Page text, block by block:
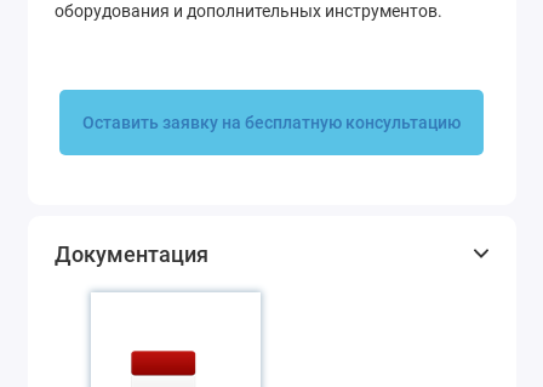
оборудования и дополнительных инструментов.
Оставить заявку на бесплатную консультацию
Документация